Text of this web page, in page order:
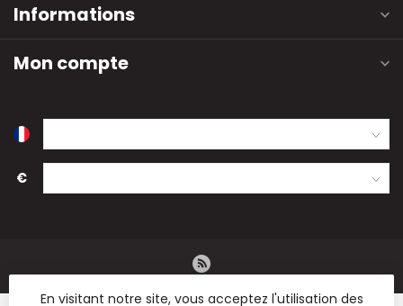
Informations
Mon compte
€
En visitant notre site, vous acceptez l'utilisation des